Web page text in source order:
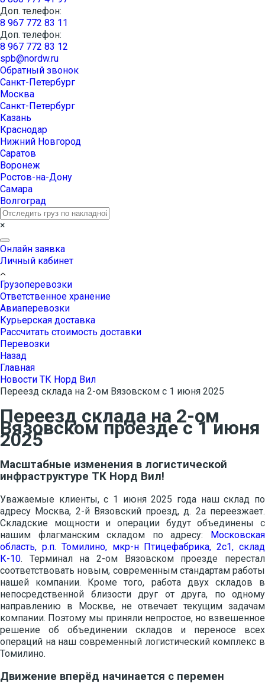
Доп. телефон:
8 967 772 83 11
Доп. телефон:
8 967 772 83 12
spb@nordw.ru
Обратный звонок
Санкт-Петербург
Москва
Санкт-Петербург
Казань
Краснодар
Нижний Новгород
Саратов
Воронеж
Ростов-на-Дону
Самара
Волгоград
×
Онлайн заявка
Личный кабинет
Грузоперевозки
Ответственное хранение
Авиаперевозки
Курьерская доставка
Рассчитать стоимость доставки
Перевозки
Назад
Главная
Новости ТК Норд Вил
Переезд склада на 2-ом Вязовском с 1 июня 2025
Переезд склада на 2-ом
Вязовском проезде с 1 июня
2025
Масштабные изменения в логистической
инфраструктуре ТК Норд Вил!
Уважаемые клиенты, с 1 июня 2025 года наш склад по
адресу Москва, 2-й Вязовский проезд, д. 2а переезжает.
Складские мощности и операции будут объединены с
нашим флагманским складом по адресу: Московская
область, р.п. Томилино, мкр-н Птицефабрика, 2с1, склад
К-10. Терминал на 2-ом Вязовском проезде перестал
соответствовать новым, современным стандартам работы
нашей компании. Кроме того, работа двух складов в
непосредственной близости друг от друга, по одному
направлению в Москве, не отвечает текущим задачам
компании. Поэтому мы приняли непростое, но взвешенное
решение об объединении складов и переносе всех
операций на наш современный логистический комплекс в
Томилино.
Движение вперёд начинается с перемен